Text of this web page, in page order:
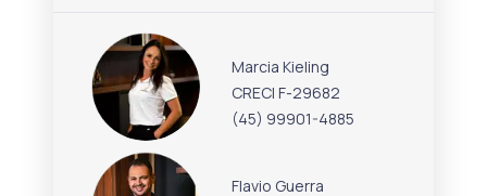
Marcia Kieling
CRECI F-29682
(45) 99901-4885
Flavio Guerra